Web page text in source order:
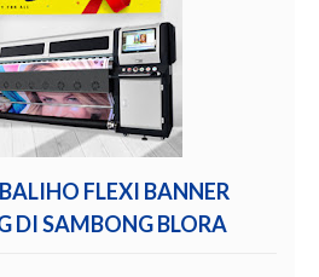
FLEXI BANNER
DI SAMBONG BLORA